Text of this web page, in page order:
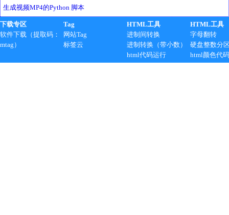
生成视频MP4的Python 脚本
下载专区
软件下载（提取码：
mtag）
Tag
网站Tag
标签云
HTML工具
进制间转换
进制转换（带小数）
html代码运行
HTML工具
字母翻转
硬盘整数分
html颜色代码